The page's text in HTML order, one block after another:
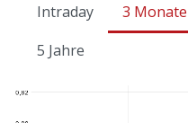
Intraday 3 Monate
5 Jahre